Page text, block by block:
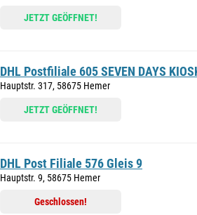
JETZT GEÖFFNET!
DHL Postfiliale 605 SEVEN DAYS
Hauptstr. 317, 58675 Hemer
JETZT GEÖFFNET!
DHL Post Filiale 576 Gleis 9
Hauptstr. 9, 58675 Hemer
Geschlossen!